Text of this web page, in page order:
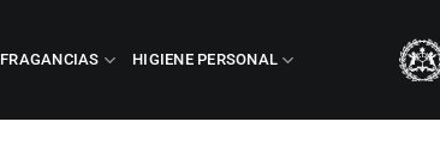
FRAGANCIAS HIGIENE PERSONAL